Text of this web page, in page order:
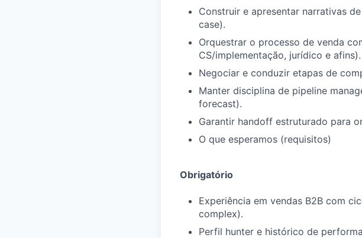
Construir e apresentar narrativas
case).
Orquestrar o processo de venda
CS/implementação, jurídico e afins).
Negociar e conduzir etapas de
Manter disciplina de pipeline
forecast).
Garantir handoff estruturado para
O que esperamos (requisitos)
Obrigatório
Experiência em vendas B2B com
complex).
Perfil hunter e histórico de